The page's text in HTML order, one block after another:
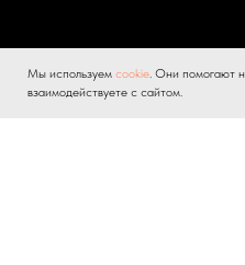
Мы используем cookie. Они помогают
взаимодействуете с сайтом.
Made on